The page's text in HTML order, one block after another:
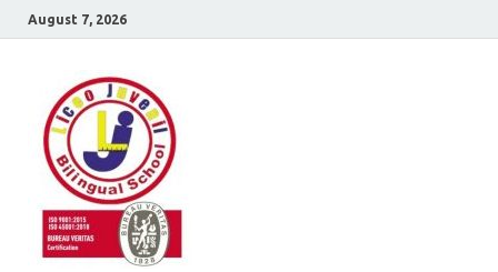
August 7, 2026